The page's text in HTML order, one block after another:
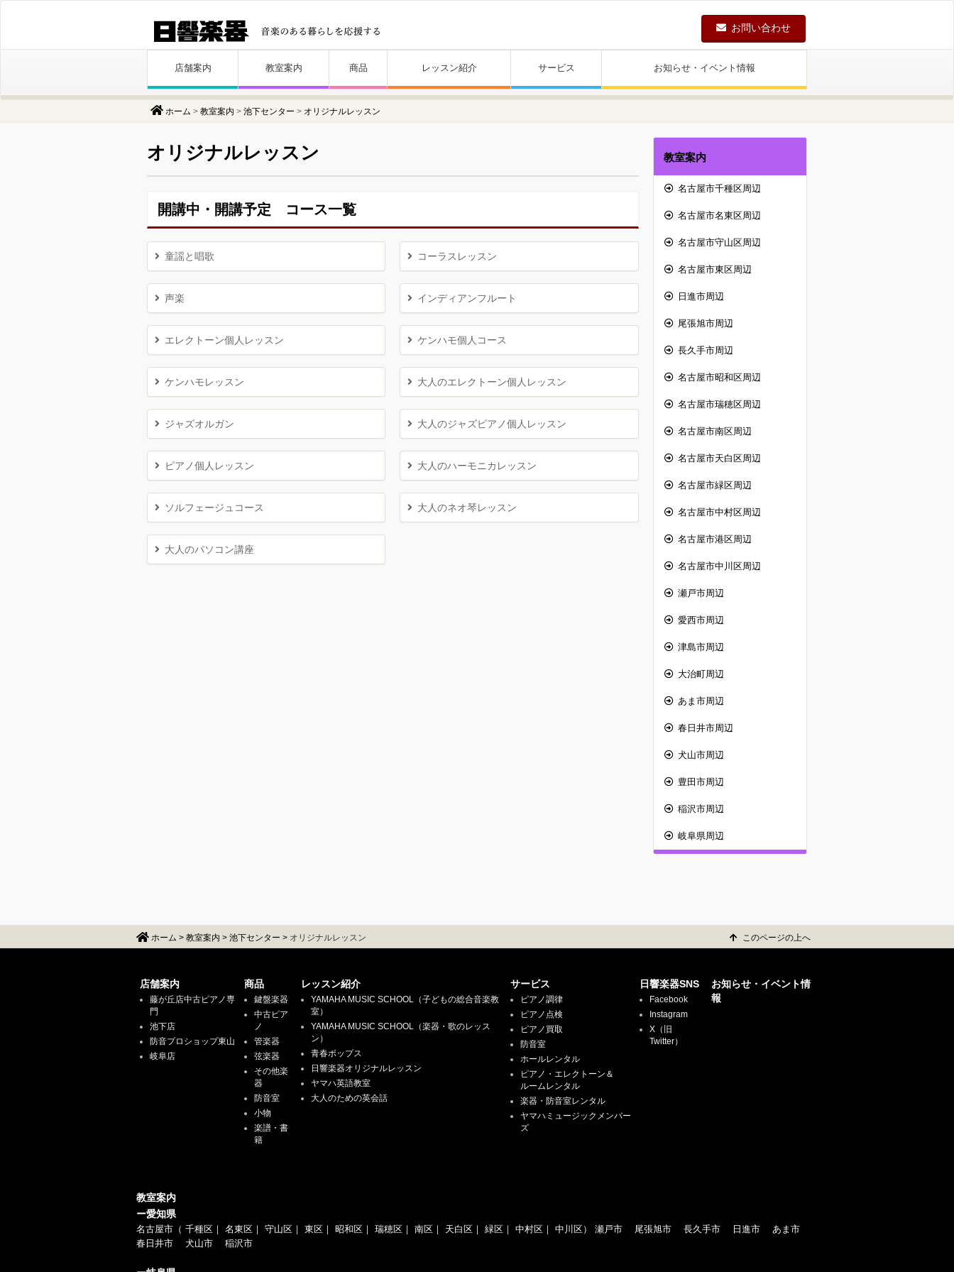
お問い合わせ
content
店舗案内 教室案内 商品 レッスン紹介 サービス お知らせ・イベント情報
ホーム > 教室案内 > 池下センター > オリジナルレッスン
教室案内
名古屋市千種区周辺
名古屋市名東区周辺
名古屋市守山区周辺
名古屋市東区周辺
日進市周辺
尾張旭市周辺
長久手市周辺
名古屋市昭和区周辺
名古屋市瑞穂区周辺
名古屋市南区周辺
名古屋市天白区周辺
名古屋市緑区周辺
名古屋市中村区周辺
名古屋市港区周辺
名古屋市中川区周辺
瀬戸市周辺
愛西市周辺
津島市周辺
大治町周辺
あま市周辺
春日井市周辺
犬山市周辺
豊田市周辺
稲沢市周辺
岐阜県周辺
オリジナルレッスン
開講中・開講予定 コース一覧
童謡と唱歌 コーラスレッスン
声楽 インディアンフルート
エレクトーン個人レッスン ケンハモ個人コース
ケンハモレッスン 大人のエレクトーン個人レッスン
ジャズオルガン 大人のジャズピアノ個人レッスン
ピアノ個人レッスン 大人のハーモニカレッスン
ソルフェージュコース 大人のネオ琴レッスン
大人のパソコン講座
ホーム > 教室案内 > 池下センター > オリジナルレッスン このページの上へ
店舗案内
藤が丘店中古ピアノ専
門
池下店
防音プロショップ東山
岐阜店
商品
鍵盤楽器
中古ピア
ノ
管楽器
弦楽器
その他楽
器
防音室
小物
楽譜・書
籍
レッスン紹介
YAMAHA MUSIC SCHOOL（子どもの総合音楽教
室）
YAMAHA MUSIC SCHOOL（楽器・歌のレッス
ン）
青春ポップス
日響楽器オリジナルレッスン
ヤマハ英語教室
大人のための英会話
サービス
ピアノ調律
ピアノ点検
ピアノ買取
防音室
ホールレンタル
ピアノ・エレクトーン＆
ルームレンタル
楽器・防音室レンタル
ヤマハミュージックメンバー
ズ
日響楽器SNS
Facebook
Instagram
X（旧
Twitter）
お知らせ・イベント情
報
教室案内
ー愛知県
名古屋市（ 千種区 ｜ 名東区 ｜ 守山区 ｜ 東区 ｜ 昭和区 ｜ 瑞穂区 ｜ 南区 ｜ 天白区 ｜ 緑区 ｜ 中村区 ｜ 中川区） 瀬戸市 尾張旭市 長久手市 日進市
あま市
春日井市
犬山市 稲沢市